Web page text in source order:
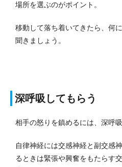
場所を選ぶのがポイント。
移動して落ち着いてきたら、何
聞きましょう。
深呼吸してもらう
相手の怒りを鎮めるには、深呼
自律神経には交感神経と副交感
るときは緊張や興奮をもたらす